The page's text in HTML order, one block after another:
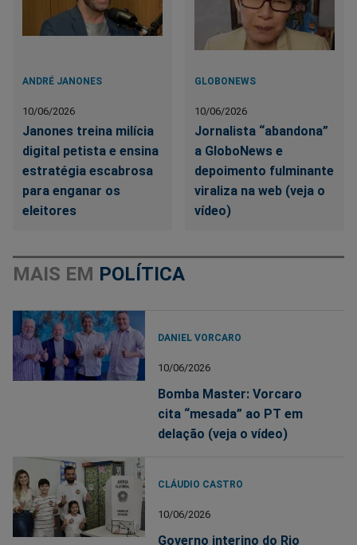
ANDRÉ JANONES
10/06/2026
Janones treina milícia
digital petista e ensina
estratégia escabrosa
para enganar os
eleitores
GLOBONEWS
10/06/2026
Jornalista “abandona”
a GloboNews e
depoimento fulminante
viraliza na web (veja o
vídeo)
MAIS EM POLÍTICA
DANIEL VORCARO
10/06/2026
Bomba Master: Vorcaro
cita “mesada” ao PT em
delação (veja o vídeo)
CLÁUDIO CASTRO
10/06/2026
Governo interino do Rio